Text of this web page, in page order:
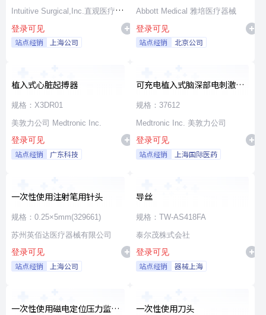
Intuitive Surgical,Inc.直观医疗公
司
登录可见
站点经销 上海公司
Abbott Medical 雅培医疗器械
登录可见
站点经销 北京公司
植入式心脏起搏器
规格：X3DR01
美敦力公司 Medtronic Inc.
登录可见
站点经销 广东科技
可充电植入式脑深部电刺激脉
冲发生器套件
规格：37612
Medtronic Inc. 美敦力公司
登录可见
站点经销 上海国际医药
一次性使用注射笔用针头
规格：0.25×5mm(329661)
苏州英佰达医疗器械有限公司
登录可见
站点经销 上海公司
导丝
规格：TW-AS418FA
泰尔茂株式会社
登录可见
站点经销 器械上海
一次性使用磁电定位压力监测
一次性使用刀头